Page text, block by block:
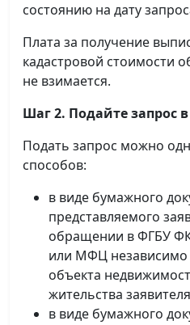
состоянию на дату
Плата за получение
кадастровой стоимости
не взимается.
Шаг 2. Подайте запрос
Подать запрос можно
способов:
в виде бумажного
представляемого
обращении в ФГБУ
или МФЦ независимо
объекта
жительства
в виде бумажного